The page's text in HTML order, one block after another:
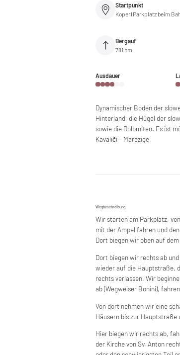
Startpunkt
Koper (Parkplatz beim
Bergauf
781 hm
Ausdauer
Dynamischer Boden der
Hinterland, die Hügel der
sowie die Dolomiten. Es ist
Kavaliči – Marezige.
Wegbeschreibung
Wir starten am Parkplatz,
mit der Ampel fahren und
Dort biegen wir oben auf
Dort biegen wir rechts ab
wieder auf die Hauptstraße,
rechts verlassen. Wir
ab (Wegweiser Bonini),
Von dort nehmen wir eine
Häusern bis zur
Hier biegen wir rechts ab,
der Kirche von Sv. Anton